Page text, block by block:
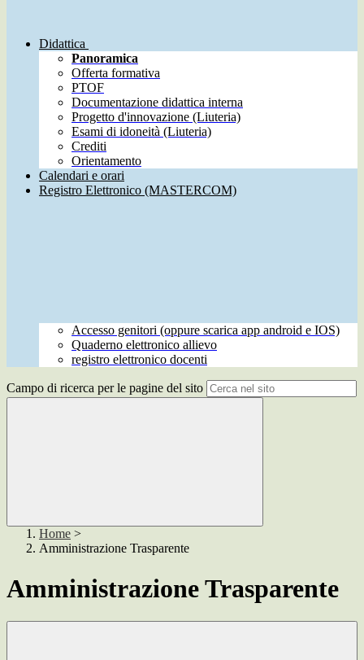
Didattica
Panoramica
Offerta formativa
PTOF
Documentazione didattica interna
Progetto d'innovazione (Liuteria)
Esami di idoneità (Liuteria)
Crediti
Orientamento
Calendari e orari
Registro Elettronico (MASTERCOM)
Accesso genitori (oppure scarica app android e IOS)
Quaderno elettronico allievo
registro elettronico docenti
Campo di ricerca per le pagine del sito
Home >
Amministrazione Trasparente
Amministrazione Trasparente